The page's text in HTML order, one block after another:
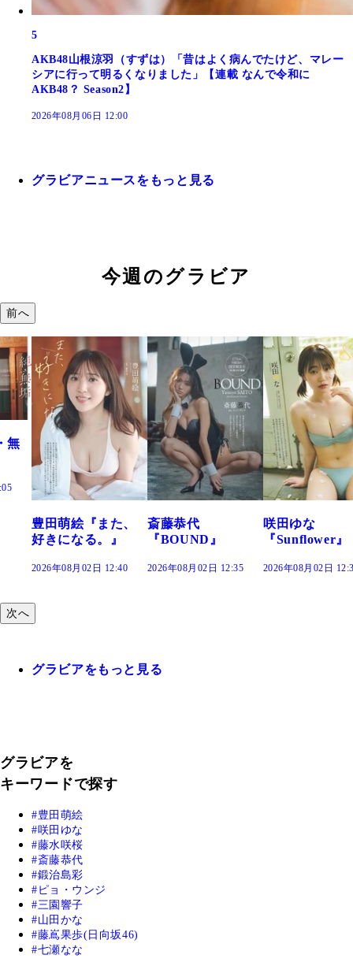
5
AKB48山根涼羽（すずは）「昔はよく病んでたけど、マレー
シアに行って明るくなりました」【連載 なんで令和に
AKB48？ Season2】
2026年08月06日 12:00
グラビアニュースをもっと見る
今週のグラビア
前へ
萌絵『また、
になる。』
年08月02日 12:40
斎藤恭代
『BOUND』
2026年08月02日 12:35
咲田ゆな
『Sunflower』
2026年08月02日 12:30
だ
次へ
グラビアをもっと見る
グラビアを
キーワードで探す
豊田萌絵
咲田ゆな
藤水咲桜
斎藤恭代
鍛治島彩
ピョ・ウンジ
三園響子
山田かな
藤嶌果歩(日向坂46)
七瀬なな